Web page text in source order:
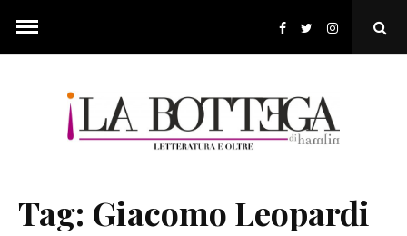
content
Tag: Giacomo Leopardi